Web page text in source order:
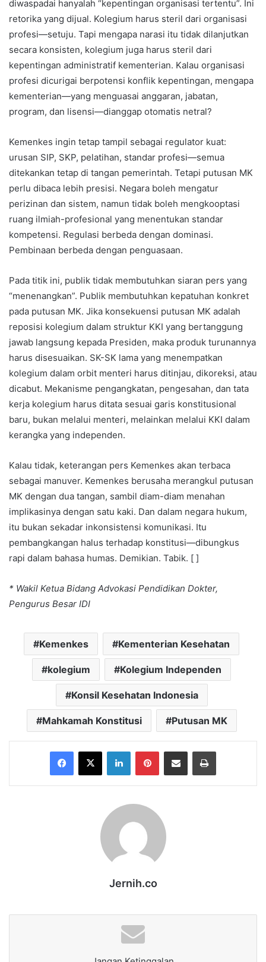
diwaspadai hanyalah “kepentingan organisasi tertentu”. Ini
retorika yang dijual. Kolegium harus steril dari organisasi
profesi—setuju. Tapi mengapa narasi itu tidak dilanjutkan
secara konsisten, kolegium juga harus steril dari
kepentingan administratif kementerian. Kalau organisasi
profesi dicurigai berpotensi konflik kepentingan, mengapa
kementerian—yang menguasai anggaran, jabatan,
program, dan lisensi—dianggap otomatis netral?
Kemenkes ingin tetap tampil sebagai regulator kuat:
urusan SIP, SKP, pelatihan, standar profesi—semua
ditekankan tetap di tangan pemerintah. Tetapi putusan MK
perlu dibaca lebih presisi. Negara boleh mengatur
perizinan dan sistem, namun tidak boleh mengkooptasi
ruang ilmiah-profesional yang menentukan standar
kompetensi. Regulasi berbeda dengan dominasi.
Pembinaan berbeda dengan penguasaan.
Pada titik ini, publik tidak membutuhkan siaran pers yang
“menenangkan”. Publik membutuhkan kepatuhan konkret
pada putusan MK. Jika konsekuensi putusan MK adalah
reposisi kolegium dalam struktur KKI yang bertanggung
jawab langsung kepada Presiden, maka produk turunannya
harus disesuaikan. SK-SK lama yang menempatkan
kolegium dalam orbit menteri harus ditinjau, dikoreksi, atau
dicabut. Mekanisme pengangkatan, pengesahan, dan tata
kerja kolegium harus ditata sesuai garis konstitusional
baru, bukan melalui menteri, melainkan melalui KKI dalam
kerangka yang independen.
Kalau tidak, keterangan pers Kemenkes akan terbaca
sebagai manuver. Kemenkes berusaha merangkul putusan
MK dengan dua tangan, sambil diam-diam menahan
implikasinya dengan satu kaki. Dan dalam negara hukum,
itu bukan sekadar inkonsistensi komunikasi. Itu
pembangkangan halus terhadap konstitusi—dibungkus
rapi dalam bahasa humas. Demikian. Tabik. [ ]
* Wakil Ketua Bidang Advokasi Pendidikan Dokter,
Pengurus Besar IDI
Kemenkes Kementerian Kesehatan
kolegium Kolegium Independen
Konsil Kesehatan Indonesia
Mahkamah Konstitusi Putusan MK
Facebook
X LinkedInPinterestShare via Email Print
Jernih.co